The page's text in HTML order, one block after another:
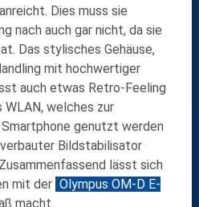
Dies muss sie
nach auch gar nicht, da sie
Das stylisches Gehäuse,
mit hochwertiger
auch etwas Retro-Feeling
welches zur
genutzt werden
Bildstabilisator
lässt sich
mit der Olympus OM-D E-
macht.